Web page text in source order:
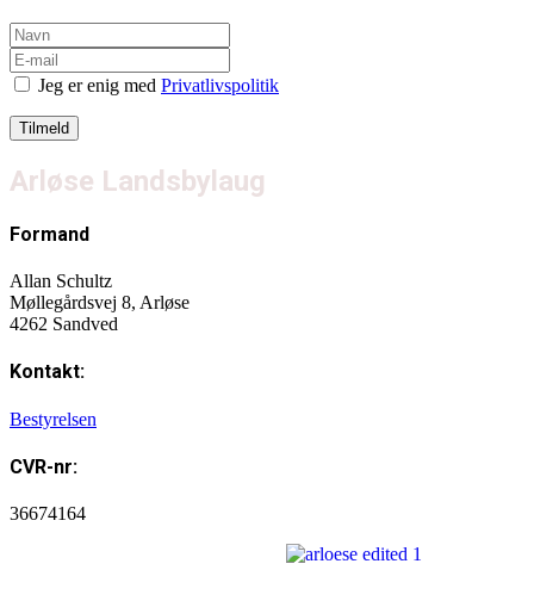
Jeg er enig med Privatlivspolitik
Arløse Landsbylaug
Formand
Allan Schultz
Møllegårdsvej 8, Arløse
4262 Sandved
Kontakt:
Bestyrelsen
CVR-nr:
36674164